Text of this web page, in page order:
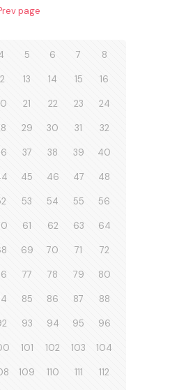
page
5 6 7 8
13 14 15 16
21 22 23 24
29 30 31 32
37 38 39 40
45 46 47 48
53 54 55 56
61 62 63 64
69 70 71 72
77 78 79 80
85 86 87 88
93 94 95 96
101 102 103 104
109 110 111 112